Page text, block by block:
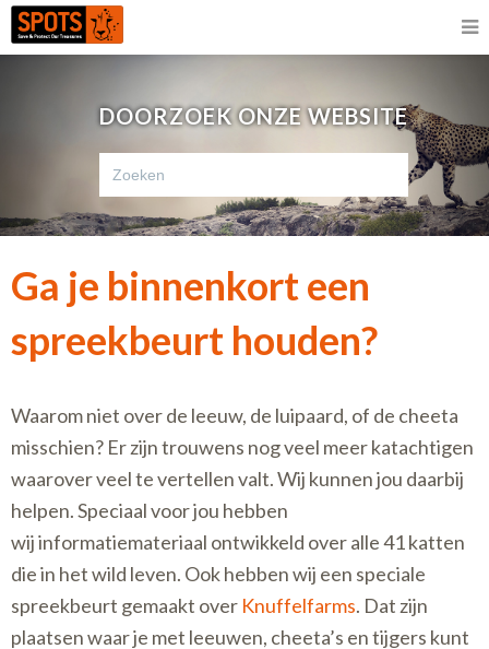
DOORZOEK ONZE WEBSITE
Ga je binnenkort een
spreekbeurt houden?
Waarom niet over de leeuw, de luipaard, of de cheeta
misschien? Er zijn trouwens nog veel meer katachtigen
waarover veel te vertellen valt. Wij kunnen jou daarbij
helpen. Speciaal voor jou hebben
wij informatiemateriaal ontwikkeld over alle 41 katten
die in het wild leven. Ook hebben wij een speciale
spreekbeurt gemaakt over Knuffelfarms. Dat zijn
plaatsen waar je met leeuwen, cheeta’s en tijgers kunt